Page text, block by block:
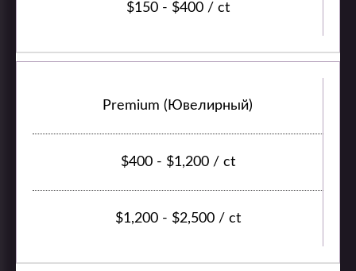
$150 - $400 / ct
Premium (Ювелирный)
$400 - $1,200 / ct
$1,200 - $2,500 / ct